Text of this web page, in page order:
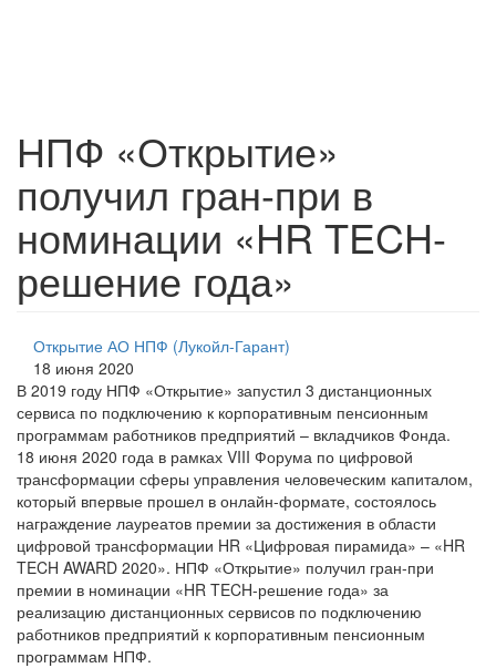
НПФ «Открытие»
получил гран-при в
номинации «HR TECH-
решение года»
Открытие АО НПФ (Лукойл-Гарант)
18 июня 2020
В 2019 году НПФ «Открытие» запустил 3 дистанционных
сервиса по подключению к корпоративным пенсионным
программам работников предприятий – вкладчиков Фонда.
18 июня 2020 года в рамках VIII Форума по цифровой
трансформации сферы управления человеческим капиталом,
который впервые прошел в онлайн-формате, состоялось
награждение лауреатов премии за достижения в области
цифровой трансформации HR «Цифровая пирамида» – «HR
TECH AWARD 2020». НПФ «Открытие» получил гран-при
премии в номинации «HR TECH-решение года» за
реализацию дистанционных сервисов по подключению
работников предприятий к корпоративным пенсионным
программам НПФ.